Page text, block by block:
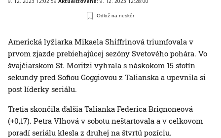
Odlož na neskôr
Americká lyžiarka Mikaela Shiffrinová triumfovala v
prvom zjazde prebiehajúcej sezóny Svetového pohára. Vo
švajčiarskom St. Moritzi vyhrala s náskokom 15 stotín
sekundy pred Sofiou Goggiovou z Talianska a upevnila si
post líderky seriálu.
Tretia skončila ďalšia Talianka Federica Brignoneová
(+0,17). Petra Vlhová v sobotu neštartovala a v celkovom
poradí seriálu klesla z druhej na štvrtú pozíciu.